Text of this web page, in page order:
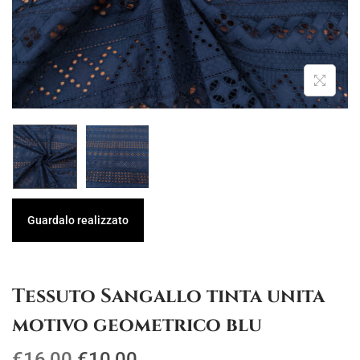
g
a
o
u
t
Guardalo realizzato
Tessuto Sangallo tinta unita
motivo geometrico blu